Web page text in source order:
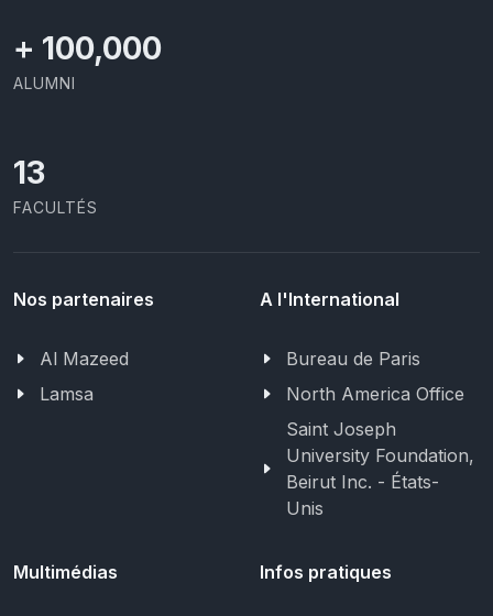
+ 100,000
ALUMNI
13
FACULTÉS
Nos partenaires
Al Mazeed
Lamsa
A l'International
Bureau de Paris
North America Office
Saint Joseph
University Foundation,
Beirut Inc. - États-
Unis
Multimédias Infos pratiques